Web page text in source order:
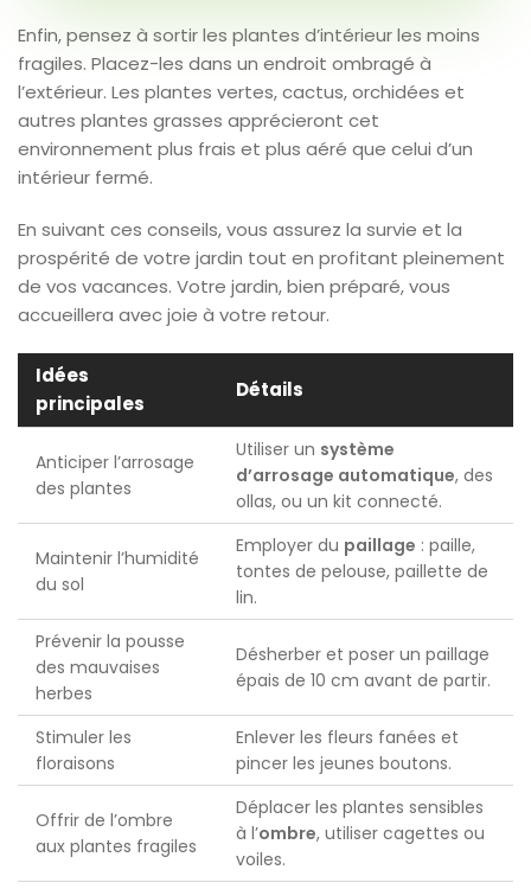
Enfin, pensez à sortir les plantes d’intérieur les moins
fragiles. Placez-les dans un endroit ombragé à
l’extérieur. Les plantes vertes, cactus, orchidées et
autres plantes grasses apprécieront cet
environnement plus frais et plus aéré que celui d’un
intérieur fermé.
En suivant ces conseils, vous assurez la survie et la
prospérité de votre jardin tout en profitant pleinement
de vos vacances. Votre jardin, bien préparé, vous
accueillera avec joie à votre retour.
Idées
principales
Détails
Anticiper l’arrosage
des plantes
Utiliser un système
d’arrosage automatique, des
ollas, ou un kit connecté.
Maintenir l’humidité
du sol
Employer du paillage : paille,
tontes de pelouse, paillette de
lin.
Prévenir la pousse
des mauvaises
herbes
Désherber et poser un paillage
épais de 10 cm avant de partir.
Stimuler les
floraisons
Enlever les fleurs fanées et
pincer les jeunes boutons.
Offrir de l’ombre
aux plantes fragiles
Déplacer les plantes sensibles
à l’ombre, utiliser cagettes ou
voiles.